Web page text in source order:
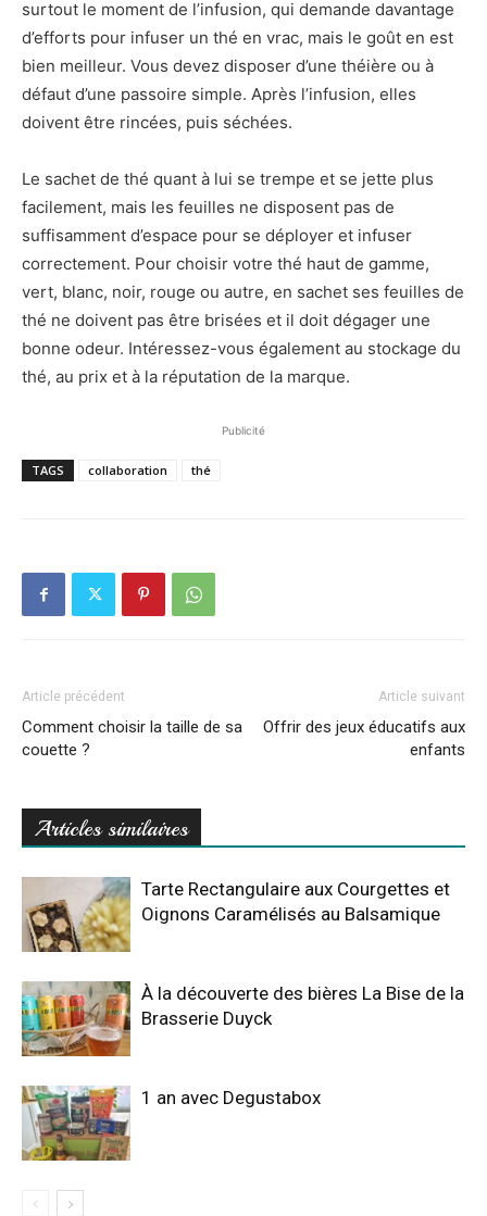
surtout le moment de l’infusion, qui demande davantage
d’efforts pour infuser un thé en vrac, mais le goût en est
bien meilleur. Vous devez disposer d’une théière ou à
défaut d’une passoire simple. Après l’infusion, elles
doivent être rincées, puis séchées.
Le sachet de thé quant à lui se trempe et se jette plus
facilement, mais les feuilles ne disposent pas de
suffisamment d’espace pour se déployer et infuser
correctement. Pour choisir votre thé haut de gamme,
vert, blanc, noir, rouge ou autre, en sachet ses feuilles de
thé ne doivent pas être brisées et il doit dégager une
bonne odeur. Intéressez-vous également au stockage du
thé, au prix et à la réputation de la marque.
Publicité
TAGS collaboration thé
Article précédent
Comment choisir la taille de sa
couette ?
Article suivant
Offrir des jeux éducatifs aux
enfants
Articles similaires
Tarte Rectangulaire aux Courgettes et
Oignons Caramélisés au Balsamique
À la découverte des bières La Bise de la
Brasserie Duyck
1 an avec Degustabox